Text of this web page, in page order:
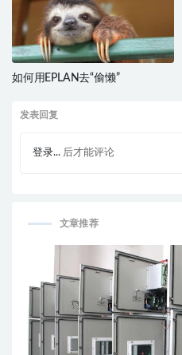
如何用EPLAN去“偷懒”
发表回复
登录... 后才能评论
文章推荐